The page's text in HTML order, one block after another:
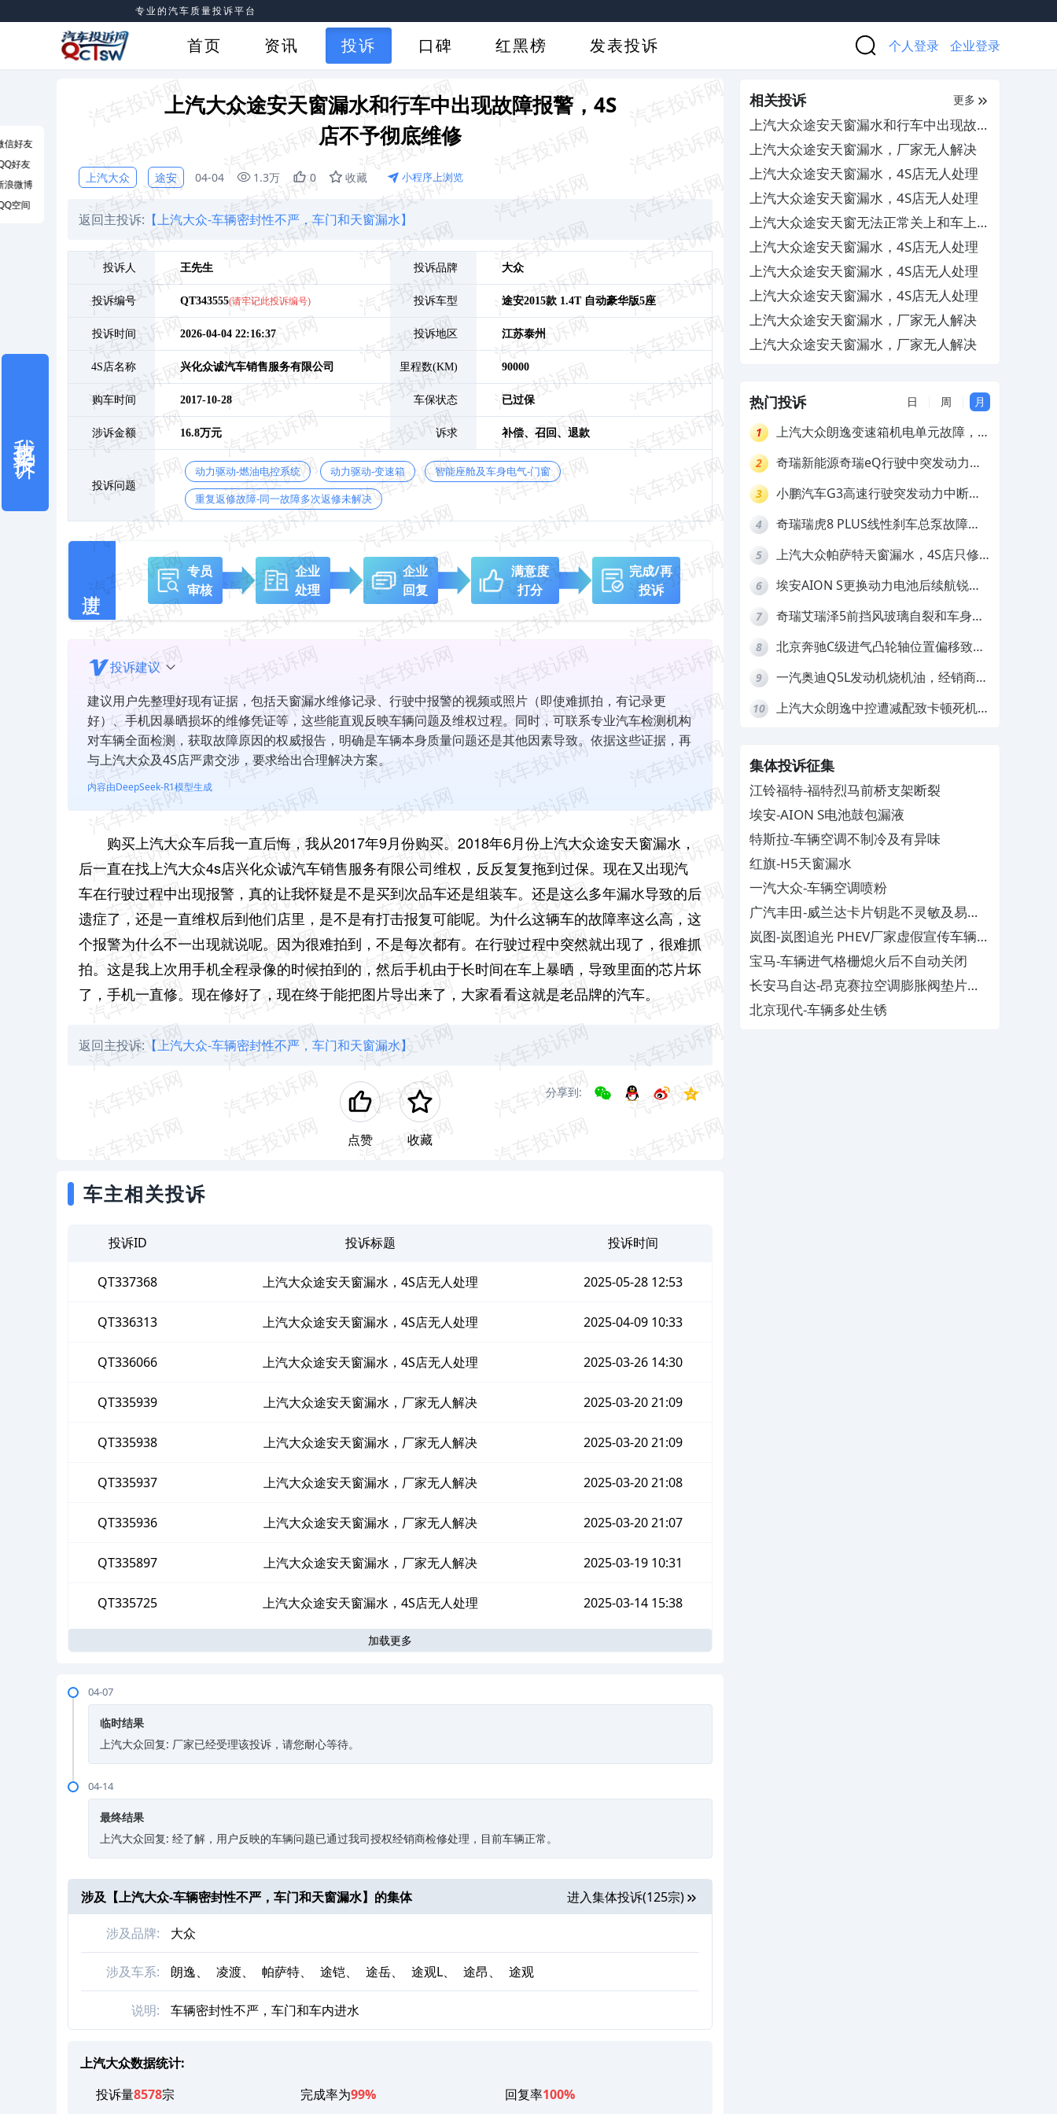
专业的汽车质量投诉平台
首页 资讯 投诉 口碑 红黑榜 发表投诉 个人登录 企业登录
上汽大众途安天窗漏水和行车中出现故障报警，4S
店不予彻底维修
上汽大众 途安 04-04 1.3万 0 收藏 小程序上浏览
返回主投诉: 【上汽大众-车辆密封性不严，车门和天窗漏水】
投诉人 王先生 投诉品牌 大众
投诉编号 QT343555(请牢记此投诉编号) 投诉车型 途安2015款 1.4T 自动豪华版5座
投诉时间 2026-04-04 22:16:37 投诉地区 江苏泰州
4S店名称 兴化众诚汽车销售服务有限公司 里程数(KM) 90000
购车时间 2017-10-28 车保状态 已过保
涉诉金额 16.8万元 诉求 补偿、 召回、 退款
投诉问题
动力驱动-燃油电控系统 动力驱动-变速箱 智能座舱及车身电气-门窗
重复返修故障-同一故障多次返修未解决
专员
审核
企业
处理
企业
回复
满意度
打分
完成/再
投诉
投诉建议
建议用户先整理好现有证据，包括天窗漏水维修记录、行驶中报警的视频或照片（即使难抓拍，有记录更
好）、手机因暴晒损坏的维修凭证等，这些能直观反映车辆问题及维权过程。同时，可联系专业汽车检测机构
对车辆全面检测，获取故障原因的权威报告，明确是车辆本身质量问题还是其他因素导致。依据这些证据，再
与上汽大众及4S店严肃交涉，要求给出合理解决方案。
内容由DeepSeek-R1模型生成
购买上汽大众车后我一直后悔，我从2017年9月份购买。2018年6月份上汽大众途安天窗漏水，
后一直在找上汽大众4s店兴化众诚汽车销售服务有限公司维权，反反复复拖到过保。现在又出现汽
车在行驶过程中出现报警，真的让我怀疑是不是买到次品车还是组装车。还是这么多年漏水导致的后
遗症了，还是一直维权后到他们店里，是不是有打击报复可能呢。为什么这辆车的故障率这么高，这
个报警为什么不一出现就说呢。因为很难拍到，不是每次都有。在行驶过程中突然就出现了，很难抓
拍。这是我上次用手机全程录像的时候拍到的，然后手机由于长时间在车上暴晒，导致里面的芯片坏
了，手机一直修。现在修好了，现在终于能把图片导出来了，大家看看这就是老品牌的汽车。
返回主投诉: 【上汽大众-车辆密封性不严，车门和天窗漏水】
点赞 收藏
分享到:
车主相关投诉
投诉ID 投诉标题 投诉时间
QT337368 上汽大众途安天窗漏水，4S店无人处理 2025-05-28 12:53
QT336313 上汽大众途安天窗漏水，4S店无人处理 2025-04-09 10:33
QT336066 上汽大众途安天窗漏水，4S店无人处理 2025-03-26 14:30
QT335939 上汽大众途安天窗漏水，厂家无人解决 2025-03-20 21:09
QT335938 上汽大众途安天窗漏水，厂家无人解决 2025-03-20 21:09
QT335937 上汽大众途安天窗漏水，厂家无人解决 2025-03-20 21:08
QT335936 上汽大众途安天窗漏水，厂家无人解决 2025-03-20 21:07
QT335897 上汽大众途安天窗漏水，厂家无人解决 2025-03-19 10:31
QT335725 上汽大众途安天窗漏水，4S店无人处理 2025-03-14 15:38
加载更多
04-07
临时结果
上汽大众回复: 厂家已经受理该投诉，请您耐心等待。
04-14
最终结果
上汽大众回复: 经了解，用户反映的车辆问题已通过我司授权经销商检修处理，目前车辆正常。
涉及【上汽大众-车辆密封性不严，车门和天窗漏水】的集体 进入集体投诉(125宗)
涉及品牌: 大众
涉及车系: 朗逸、 凌渡、 帕萨特、 途铠、 途岳、 途观L、 途昂、 途观
说明: 车辆密封性不严，车门和车内进水
上汽大众数据统计:
投诉量8578宗 完成率为99% 回复率100%
相关投诉 更多
上汽大众途安天窗漏水和行车中出现故障
报警，4S店不予彻底维修
上汽大众途安天窗漏水，厂家无人解决
上汽大众途安天窗漏水，4S店无人处理
上汽大众途安天窗漏水，4S店无人处理
上汽大众途安天窗无法正常关上和车上一
键启动不灵敏，4S店以过保为由不予维
修
上汽大众途安天窗漏水，4S店无人处理
上汽大众途安天窗漏水，4S店无人处理
上汽大众途安天窗漏水，4S店无人处理
上汽大众途安天窗漏水，厂家无人解决
上汽大众途安天窗漏水，厂家无人解决
热门投诉 日 周 月
1
上汽大众朗逸变速箱机电单元故障，厂
2
奇瑞新能源奇瑞eQ行驶中突发动力受
拒绝三电质保
3
小鹏汽车G3高速行驶突发动力中断，
4
奇瑞瑞虎8 PLUS线性刹车总泵故障，
5
上汽大众帕萨特天窗漏水，4S店只修
6
埃安AION S更换动力电池后续航锐
7
奇瑞艾瑞泽5前挡风玻璃自裂和车身多
8
北京奔驰C级进气凸轮轴位置偏移致发
9
一汽奥迪Q5L发动机烧机油，经销商推
10
上汽大众朗逸中控遭减配致卡顿死机，
集体投诉征集
江铃福特-福特烈马前桥支架断裂
埃安-AION S电池鼓包漏液
特斯拉-车辆空调不制冷及有异味
红旗-H5天窗漏水
一汽大众-车辆空调喷粉
广汽丰田-威兰达卡片钥匙不灵敏及易消
磁
岚图-岚图追光 PHEV厂家虚假宣传车辆配
置与功能
宝马-车辆进气格栅熄火后不自动关闭
长安马自达-昂克赛拉空调膨胀阀垫片生
锈
北京现代-车辆多处生锈
信好友
好友
浪微博
空间